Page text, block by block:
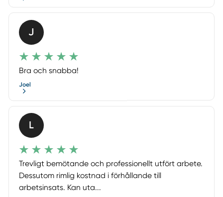
J
Bra och snabba!
Joel
L
Trevligt bemötande och professionellt utfört arbete.
Dessutom rimlig kostnad i förhållande till
arbetsinsats. Kan uta...